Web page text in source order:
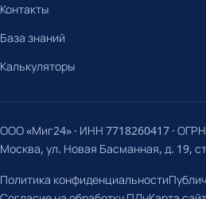
Контакты
База знаний
Калькуляторы
ООО «Миг24» · ИНН 7718260417 ·
Москва, ул. Новая Басманная, д. 19,
Политика конфиденциальности